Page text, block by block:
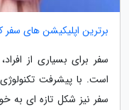
برترین اپلیکیشن های سفر
سفر برای بسیاری از
است. با پیشرفت
سفر نیز شکل تازه ای به